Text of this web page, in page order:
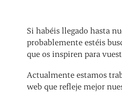
Si habéis llegado hasta
probablemente estéis
que os inspiren para
Actualmente estamos
web que refleje mejor